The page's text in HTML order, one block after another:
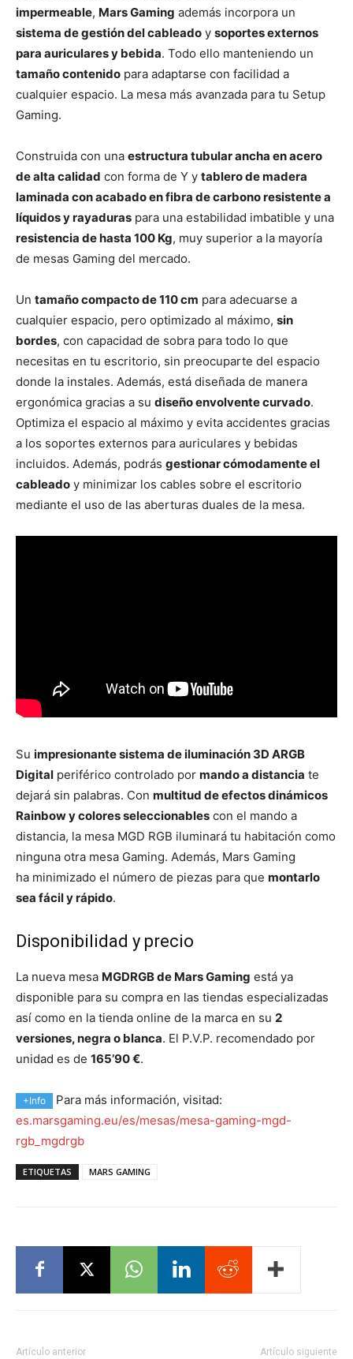
impermeable, Mars Gaming además incorpora un
sistema de gestión del cableado y soportes externos
para auriculares y bebida. Todo ello manteniendo un
tamaño contenido para adaptarse con facilidad a
cualquier espacio. La mesa más avanzada para tu Setup
Gaming.
Construida con una estructura tubular ancha en acero
de alta calidad con forma de Y y tablero de madera
laminada con acabado en fibra de carbono resistente a
líquidos y rayaduras para una estabilidad imbatible y una
resistencia de hasta 100 Kg, muy superior a la mayoría
de mesas Gaming del mercado.
Un tamaño compacto de 110 cm para adecuarse a
cualquier espacio, pero optimizado al máximo, sin
bordes, con capacidad de sobra para todo lo que
necesitas en tu escritorio, sin preocuparte del espacio
donde la instales. Además, está diseñada de manera
ergonómica gracias a su diseño envolvente curvado.
Optimiza el espacio al máximo y evita accidentes gracias
a los soportes externos para auriculares y bebidas
incluidos. Además, podrás gestionar cómodamente el
cableado y minimizar los cables sobre el escritorio
mediante el uso de las aberturas duales de la mesa.
Su impresionante sistema de iluminación 3D ARGB
Digital periférico controlado por mando a distancia te
dejará sin palabras. Con multitud de efectos dinámicos
Rainbow y colores seleccionables con el mando a
distancia, la mesa MGD RGB iluminará tu habitación como
ninguna otra mesa Gaming. Además, Mars Gaming
ha minimizado el número de piezas para que montarlo
sea fácil y rápido.
Disponibilidad y precio
La nueva mesa MGDRGB de Mars Gaming está ya
disponible para su compra en las tiendas especializadas
así como en la tienda online de la marca en su 2
versiones, negra o blanca. El P.V.P. recomendado por
unidad es de 165’90 €.
+Info
Para más información, visitad:
es.marsgaming.eu/es/mesas/mesa-gaming-mgd-
rgb_mgdrgb
ETIQUETAS MARS GAMING
Artículo anterior Artículo siguiente